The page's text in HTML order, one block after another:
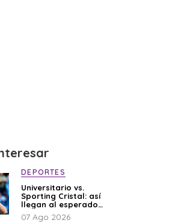
DEPORTES
Universitario vs.
Sporting Cristal: así
llegan al esperado
duelo
07 Ago 2026